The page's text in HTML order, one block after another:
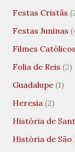
Festas Cristãs
Festas Juninas
Filmes Católicos
Folia de Reis (2)
Guadalupe(1)
Heresia (2)
História de
História de São